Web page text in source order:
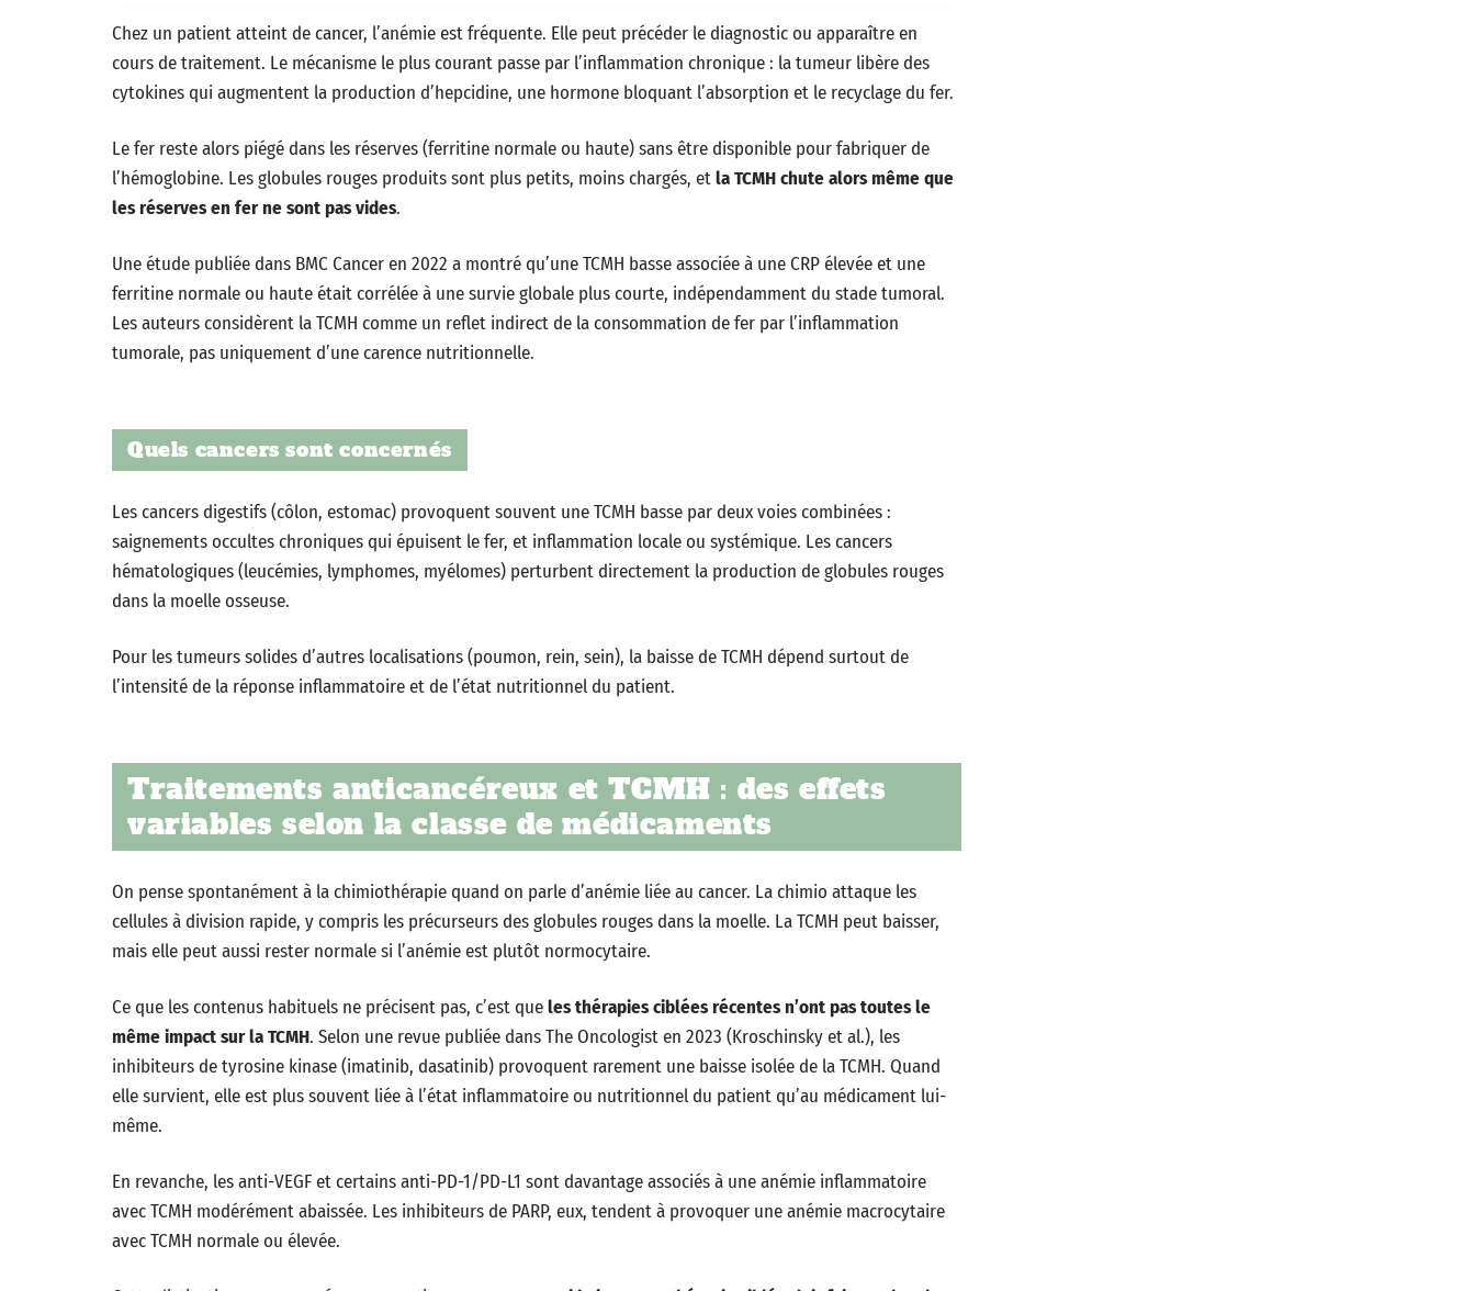
Chez un patient atteint de cancer, l’anémie est fréquente. Elle peut précéder le diagnostic ou apparaître en
cours de traitement. Le mécanisme le plus courant passe par l’inflammation chronique : la tumeur libère des
cytokines qui augmentent la production d’hepcidine, une hormone bloquant l’absorption et le recyclage du fer.
Le fer reste alors piégé dans les réserves (ferritine normale ou haute) sans être disponible pour fabriquer de
l’hémoglobine. Les globules rouges produits sont plus petits, moins chargés, etla TCMH chute alors même que
les réserves en fer ne sont pas vides.
Une étude publiée dans BMC Cancer en 2022 a montré qu’une TCMH basse associée à une CRP élevée et une
ferritine normale ou haute était corrélée à une survie globale plus courte, indépendamment du stade tumoral.
Les auteurs considèrent la TCMH comme un reflet indirect de la consommation de fer par l’inflammation
tumorale, pas uniquement d’une carence nutritionnelle.
Quels cancers sont concernés
Les cancers digestifs (côlon, estomac) provoquent souvent une TCMH basse par deux voies combinées :
saignements occultes chroniques qui épuisent le fer, et inflammation locale ou systémique. Les cancers
hématologiques (leucémies, lymphomes, myélomes) perturbent directement la production de globules rouges
dans la moelle osseuse.
Pour les tumeurs solides d’autres localisations (poumon, rein, sein), la baisse de TCMH dépend surtout de
l’intensité de la réponse inflammatoire et de l’état nutritionnel du patient.
Traitements anticancéreux et TCMH : des effets
variables selon la classe de médicaments
On pense spontanément à la chimiothérapie quand on parle d’anémie liée au cancer. La chimio attaque les
cellules à division rapide, y compris les précurseurs des globules rouges dans la moelle. La TCMH peut baisser,
mais elle peut aussi rester normale si l’anémie est plutôt normocytaire.
Ce que les contenus habituels ne précisent pas, c’est queles thérapies ciblées récentes n’ont pas toutes le
même impact sur la TCMH. Selon une revue publiée dans The Oncologist en 2023 (Kroschinsky et al.), les
inhibiteurs de tyrosine kinase (imatinib, dasatinib) provoquent rarement une baisse isolée de la TCMH. Quand
elle survient, elle est plus souvent liée à l’état inflammatoire ou nutritionnel du patient qu’au médicament lui-
même.
En revanche, les anti-VEGF et certains anti-PD-1/PD-L1 sont davantage associés à une anémie inflammatoire
avec TCMH modérément abaissée. Les inhibiteurs de PARP, eux, tendent à provoquer une anémie macrocytaire
avec TCMH normale ou élevée.